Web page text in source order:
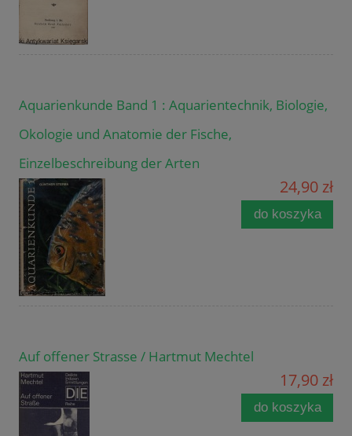
Aquarienkunde Band 1 : Aquarientechnik, Biologie,
Okologie und Anatomie der Fische,
Einzelbeschreibung der Arten
24,90 zł
do koszyka
Auf offener Strasse / Hartmut Mechtel
17,90 zł
do koszyka